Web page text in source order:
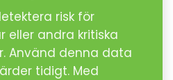
risk för
eller andra kritiska
Använd denna data
tidigt. Med